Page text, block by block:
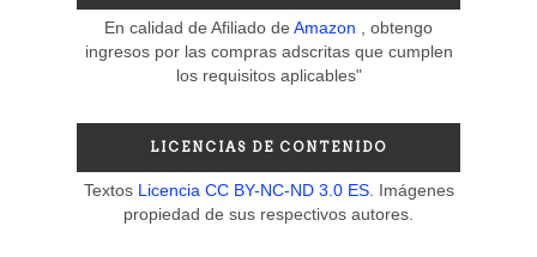
En calidad de Afiliado de Amazon
, obtengo
ingresos por las compras adscritas que cumplen
los requisitos aplicables"
LICENCIAS DE CONTENIDO
Textos Licencia CC BY-NC-ND 3.0 ES. Imágenes
propiedad de sus respectivos autores.